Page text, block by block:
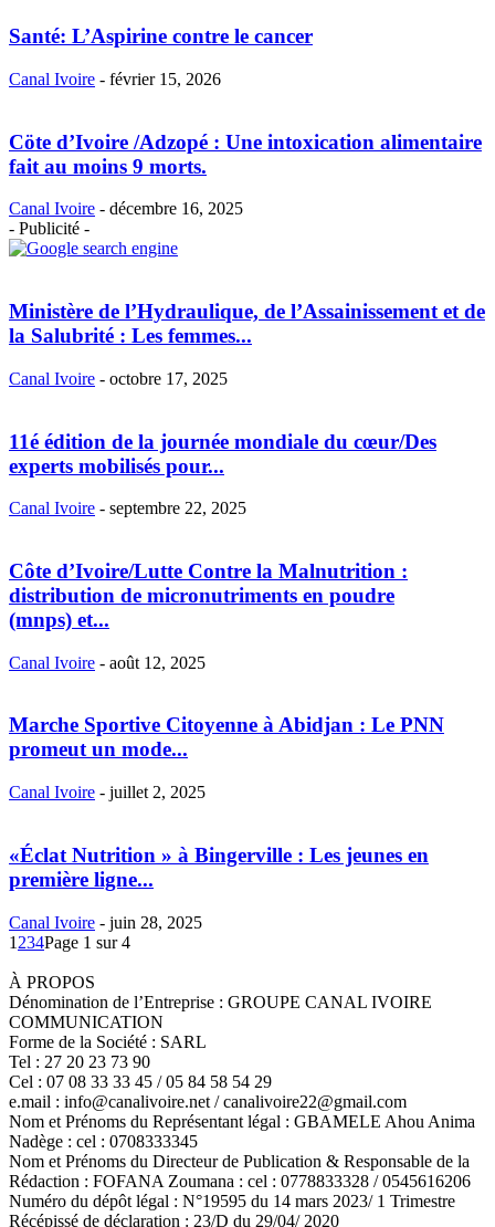
Santé: L’Aspirine contre le cancer
Canal Ivoire - février 15, 2026
Cöte d’Ivoire /Adzopé : Une intoxication alimentaire
fait au moins 9 morts.
Canal Ivoire - décembre 16, 2025
- Publicité -
Ministère de l’Hydraulique, de l’Assainissement et de
la Salubrité : Les femmes...
Canal Ivoire - octobre 17, 2025
11é édition de la journée mondiale du cœur/Des
experts mobilisés pour...
Canal Ivoire - septembre 22, 2025
Côte d’Ivoire/Lutte Contre la Malnutrition :
distribution de micronutriments en poudre
(mnps) et...
Canal Ivoire - août 12, 2025
Marche Sportive Citoyenne à Abidjan : Le PNN
promeut un mode...
Canal Ivoire - juillet 2, 2025
«Éclat Nutrition » à Bingerville : Les jeunes en
première ligne...
Canal Ivoire - juin 28, 2025
1 234Page 1 sur 4
À PROPOS
Dénomination de l’Entreprise : GROUPE CANAL IVOIRE
COMMUNICATION
Forme de la Société : SARL
Tel : 27 20 23 73 90
Cel : 07 08 33 33 45 / 05 84 58 54 29
e.mail : info@canalivoire.net / canalivoire22@gmail.com
Nom et Prénoms du Représentant légal : GBAMELE Ahou Anima
Nadège : cel : 0708333345
Nom et Prénoms du Directeur de Publication & Responsable de la
Rédaction : FOFANA Zoumana : cel : 0778833328 / 0545616206
Numéro du dépôt légal : N°19595 du 14 mars 2023/ 1 Trimestre
Récépissé de déclaration : 23/D du 29/04/ 2020